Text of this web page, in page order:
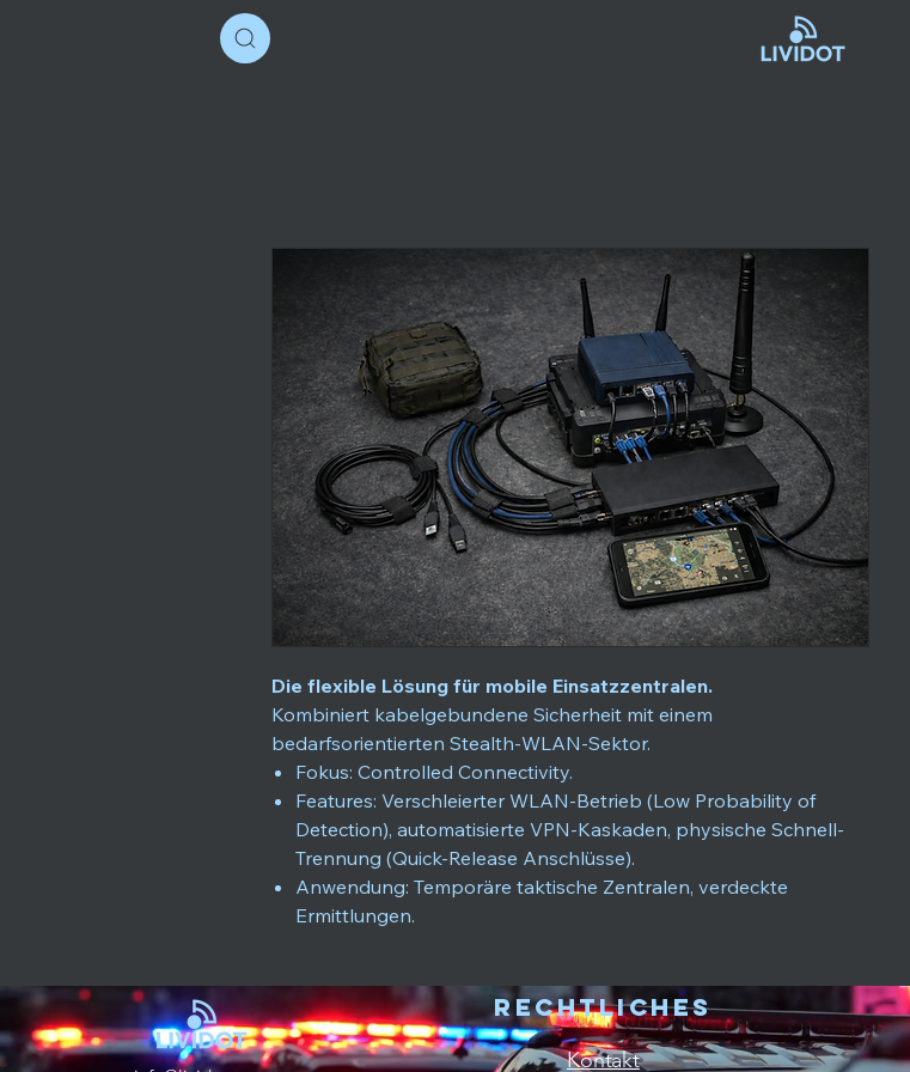
Die flexible Lösung für mobile Einsatzzentralen.
Kombiniert kabelgebundene Sicherheit mit einem
bedarfsorientierten Stealth-WLAN-Sektor.
Fokus: Controlled Connectivity.
Features: Verschleierter WLAN-Betrieb (Low Probability of
Detection), automatisierte VPN-Kaskaden, physische Schnell-
Trennung (Quick-Release Anschlüsse).
Anwendung: Temporäre taktische Zentralen, verdeckte
Ermittlungen.
Rechtliches
Kontakt